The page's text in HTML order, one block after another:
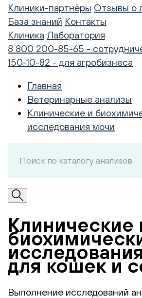
Клиники-партнёры Отзывы о
База знаний Контакты
Клиника Лаборатория
8 800 200-85-65 -
150-10-82 - для агробизнеса
Главная
Ветеринарные анализы
Клинические и
исследования мочи
Клинические
для кошек и
Выполнение исследований